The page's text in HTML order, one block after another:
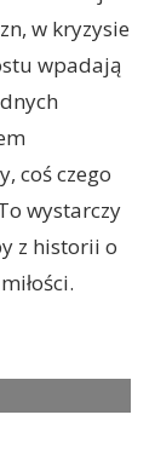
w kryzysie
wpadają
coś czego
wystarczy
z historii o